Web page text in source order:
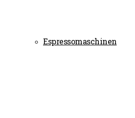
Espressomaschinen